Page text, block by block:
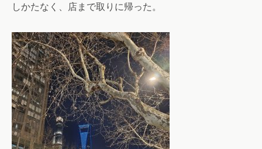
しかたなく、店まで取りに帰った。